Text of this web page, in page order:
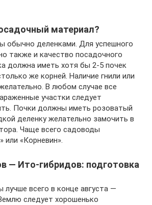
материал?
обычно деленками. Для успешного
также и качество посадочного
должна иметь хотя бы 2-5 почек
же корней. Наличие гнили или
В любом случае все
участки следует
Почки должны иметь розоватый
деленку желательно замочить в
Чаще всего садоводы
или «Корневин».
— Ито-гибридов: подготовка
всего в конце августа —
следует хорошенько